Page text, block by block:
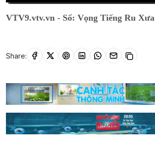
VTV9.vtv.vn - Số: Vọng Tiếng Ru Xưa
Share: